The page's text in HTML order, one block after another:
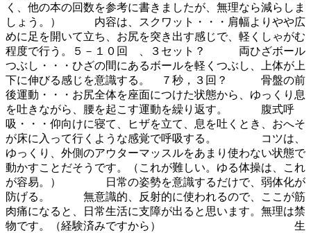
く、他の本の回数を参考に書きましたが、無理なら減らしま
しょう。） 内容は、スクワット・・・肩幅よりやや広
めに足を開いて立ち、お尻を突き出す感じで、軽くしゃがむ
程度で行う。５－１０回 、３セット？ 両ひざボール
つぶし・・・ひざの間にあるボールを軽くつぶし、上体が上
下に伸びる感じを意識する。 ７秒，３回？ 骨盤の前
後運動・・・お尻全体を座面につけた状態から、ゆっくり息
を吐きながら、腰を起こす運動を繰り返す。 腹式呼
吸・・・仰向けに寝て、ヒザを立て、息を吐くとき、おへそ
が床に入って行くような感覚で呼吸する。 コツは、
ゆっくり、外側のアウターマッスルをあまり使わない状態で
動かすことだそうです。（これが難しい。ゆる体操は、これ
が容易。） 日常の姿勢を意識するだけで、弱体化が
防げる。 無意識的、反射的に使われるので、ここが筋
肉痛になると、日常生活に支障が出ると思います。無理は禁
物です。（経験済みですから） 生